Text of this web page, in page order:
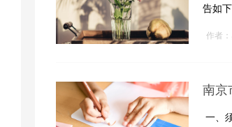
告如
作者：
南京
一、